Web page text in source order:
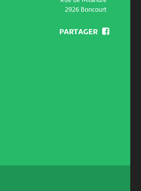
2926 Boncourt
PARTAGER